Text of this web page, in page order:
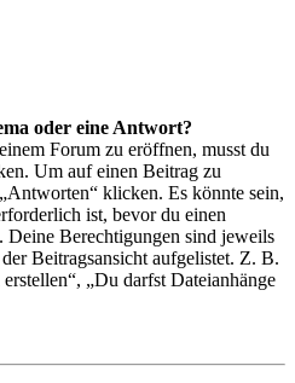
oder eine Antwort?
Forum zu eröffnen, musst du
Um auf einen Beitrag zu
klicken. Es könnte sein,
ist, bevor du einen
Deine Berechtigungen sind jeweils
Beitragsansicht aufgelistet. Z. B.
„Du darfst Dateianhänge